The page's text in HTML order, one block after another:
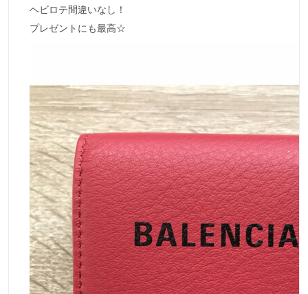
ヘビロテ間違いなし！
プレゼントにも最高☆